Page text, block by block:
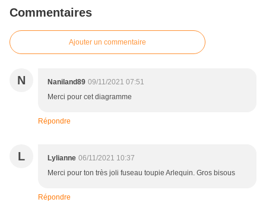
Commentaires
Ajouter un commentaire
N Naniland89 09/11/2021 07:51
Merci pour cet diagramme
Répondre
L Lylianne 06/11/2021 10:37
Merci pour ton très joli fuseau toupie Arlequin. Gros bisous
Répondre